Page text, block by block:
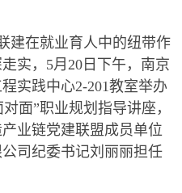
建在就业育人中的纽带作
实，5月20日下午，南京
实践中心2-201教室举办
面”职业规划指导讲座，
业链党建联盟成员单位
司纪委书记刘丽丽担任